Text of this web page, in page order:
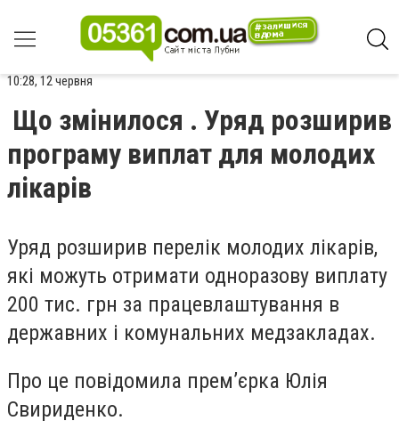
10:28, 12 червня
Що змінилося . Уряд розширив
програму виплат для молодих
лікарів
Уряд розширив перелік молодих лікарів,
які можуть отримати одноразову виплату
200 тис. грн за працевлаштування в
державних і комунальних медзакладах.
Про це повідомила премʼєрка Юлія
Свириденко.